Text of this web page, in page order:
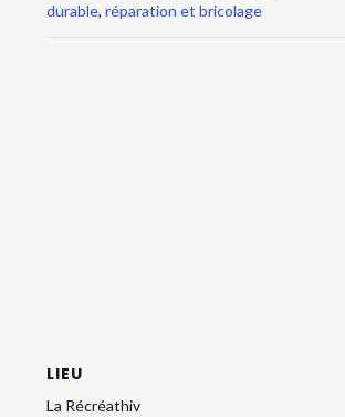
durable,réparation et bricolage
LIEU
La Récréathiv